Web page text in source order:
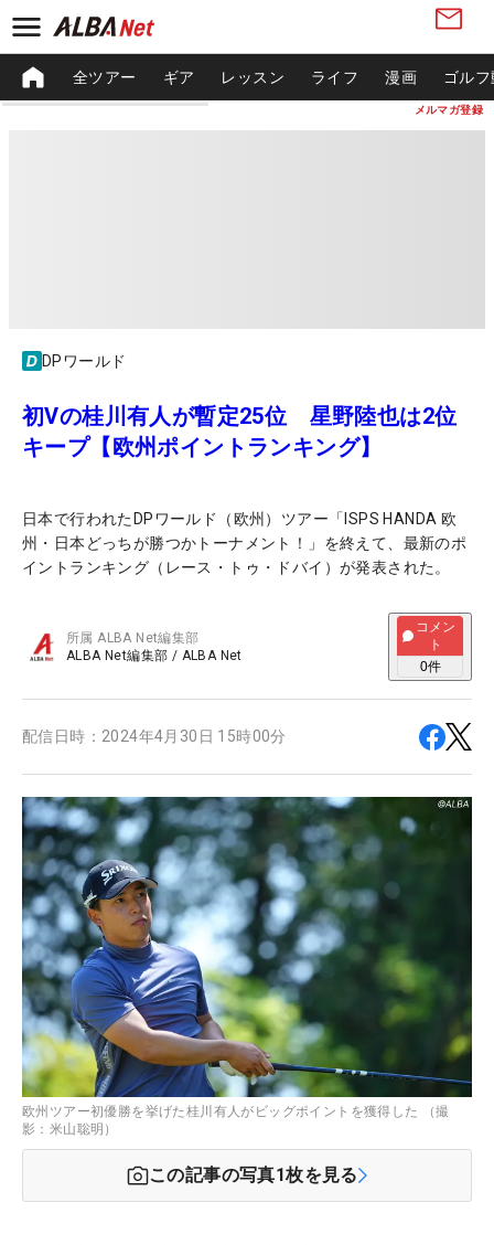
メルマガ登録
全ツアー ギア レッスン ライフ 漫画 ゴル
DPワールド
初Vの桂川有人が暫定25位 星野陸也は2位
キープ【欧州ポイントランキング】
日本で行われたDPワールド（欧州）ツアー「ISPS HANDA 欧
州・日本どっちが勝つかトーナメント！」を終えて、最新のポ
イントランキング（レース・トゥ・ドバイ）が発表された。
所属ALBA Net編集部
ALBA Net編集部 / ALBA Net
コメン
ト
0件
配信日時： 2024年4月30日 15時00分
欧州ツアー初優勝を挙げた桂川有人がビッグポイントを獲得した （撮
影：米山聡明）
この記事の写真1枚を見る